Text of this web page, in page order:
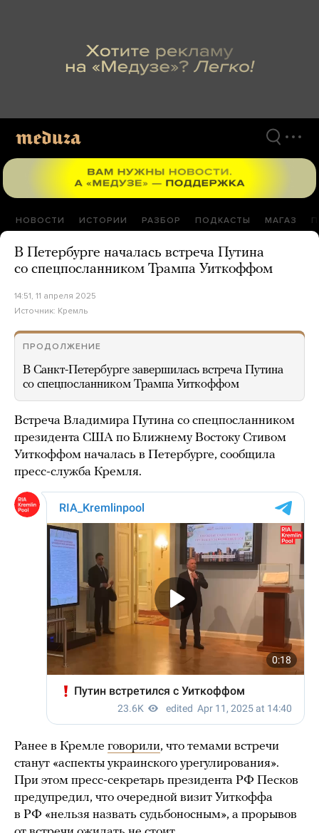
НОВОСТИ ИСТОРИИ РАЗБОР ПОДКАСТЫ МАГАЗ
В Петербурге началась встреча Путина
со спецпосланником Трампа Уиткоффом
14:51, 11 апреля 2025
Источник: Кремль
ПРОДОЛЖЕНИЕ
В Санкт-Петербурге завершилась встреча Путина
со спецпосланником Трампа Уиткоффом
Встреча Владимира Путина со спецпосланником
президента США по Ближнему Востоку Стивом
Уиткоффом началась в Петербурге, сообщила
пресс-служба Кремля.
Ранее в Кремле говорили, что темами встречи
станут «аспекты украинского урегулирования».
При этом пресс-секретарь президента РФ Песков
предупредил, что очередной визит Уиткоффа
в РФ «нельзя назвать судьбоносным», а прорывов